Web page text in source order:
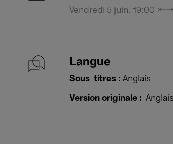
Vendredi 5 juin, 19:00 →
Langue
Sous-titres : Anglais
Version originale : Anglais